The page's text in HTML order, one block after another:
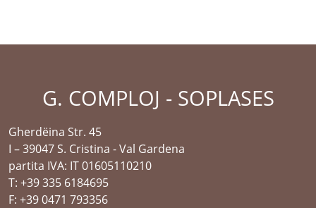
G. COMPLOJ - SOPLASES
Gherdëina Str. 45
I – 39047 S. Cristina - Val Gardena
partita IVA: IT 01605110210
T: +39 335 6184695
F: +39 0471 793356